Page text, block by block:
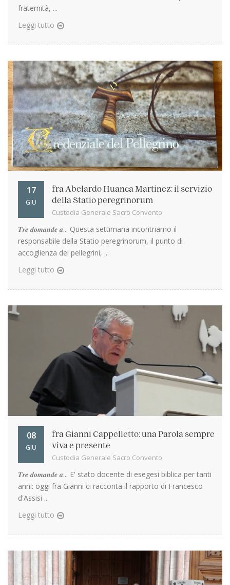
fraternità, ...
Leggi tutto
17
GIU
fra Abelardo Huanca Martinez: il servizio
della Statio peregrinorum
Custodia Generale Sacro Convento
𝑻𝒓𝒆 𝒅𝒐𝒎𝒂𝒏𝒅𝒆 𝒂... Questa settimana incontriamo il
responsabile della Statio peregrinorum, il punto di
accoglienza dei pellegrini, ...
Leggi tutto
08
GIU
fra Gianni Cappelletto: una Parola sempre
viva e presente
Custodia Generale Sacro Convento
𝑻𝒓𝒆 𝒅𝒐𝒎𝒂𝒏𝒅𝒆 𝒂... E' stato docente di esegesi biblica per tanti
anni: oggi fra Gianni ci racconta il rapporto di Francesco
d'Assisi ...
Leggi tutto